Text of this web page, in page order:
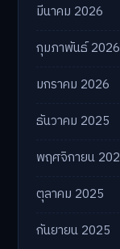
มีนาคม 2026
กุมภาพันธ์ 2026
มกราคม 2026
ธันวาคม 2025
พฤศจิกายน
ตุลาคม 2025
กันยายน 2025